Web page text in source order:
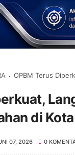
OPBM Terus
di
07, 2026 0